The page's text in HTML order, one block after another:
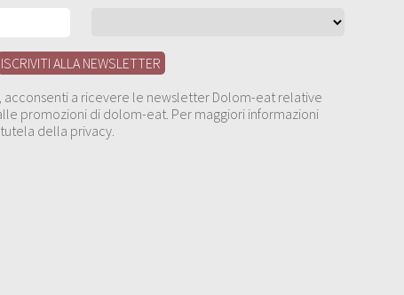
acconsenti a ricevere le newsletter Dolom-eat relative
promozioni di dolom-eat. Per maggiori informazioni
della privacy.